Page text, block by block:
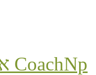
אודות CoachNp